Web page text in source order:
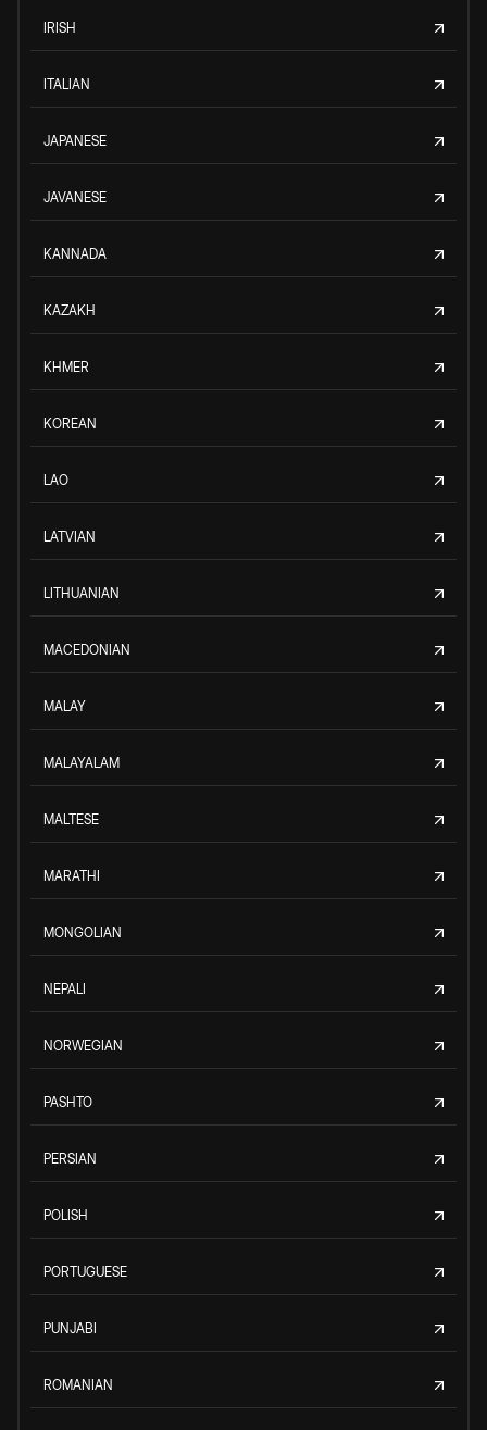
IRISH
ITALIAN
JAPANESE
JAVANESE
KANNADA
KAZAKH
KHMER
KOREAN
LAO
LATVIAN
LITHUANIAN
MACEDONIAN
MALAY
MALAYALAM
MALTESE
MARATHI
MONGOLIAN
NEPALI
NORWEGIAN
PASHTO
PERSIAN
POLISH
PORTUGUESE
PUNJABI
ROMANIAN